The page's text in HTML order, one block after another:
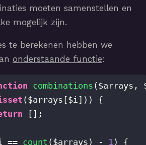
moeten samenstellen en
mogelijk zijn.
te berekenen hebben we
onderstaande functie:
combinations ( $arrays ,
( $arrays [$i] ) )
{
[ ] ;
== count ( $arrays ) - 1 )
{